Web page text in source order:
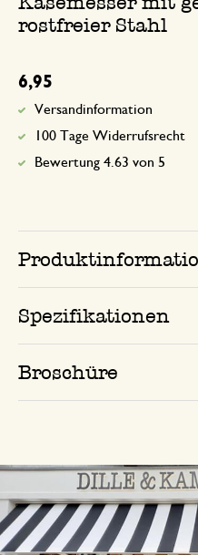
rostfreier Stahl
6,95
Versandinformation
100 Tage Widerrufsrecht
Bewertung 4.63 von 5
Spezifikationen
Broschüre